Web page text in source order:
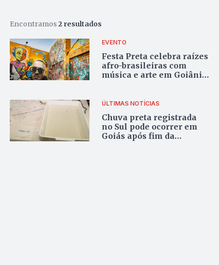
Encontramos2 resultados
EVENTO
Festa Preta celebra raízes
afro-brasileiras com
música e arte em Goiânia
ÚLTIMAS NOTÍCIAS
Chuva preta registrada
no Sul pode ocorrer em
Goiás após fim da